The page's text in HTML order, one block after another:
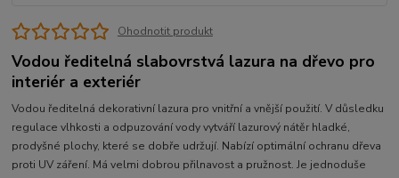
Ohodnotit produkt
Vodou ředitelná slabovrstvá lazura na dřevo pro
interiér a exteriér
Vodou ředitelná dekorativní lazura pro vnitřní a vnější použití. V důsledku
regulace vlhkosti a odpuzování vody vytváří lazurový nátěr hladké,
prodyšné plochy, které se dobře udržují. Nabízí optimální ochranu dřeva
proti UV záření. Má velmi dobrou přilnavost a pružnost. Je jednoduše